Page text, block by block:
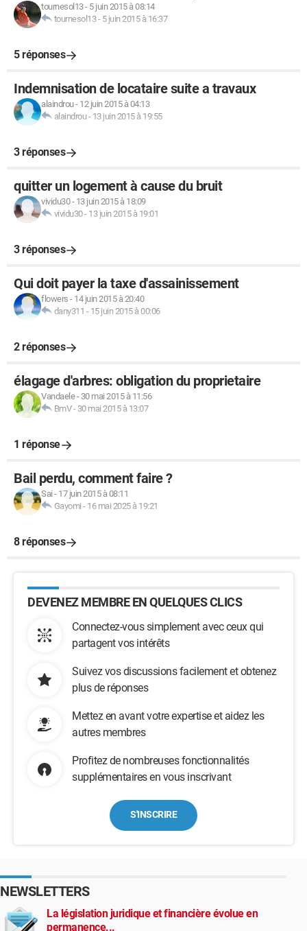
tournesol13- 5 juin 2015 à 08:14
tournesol13- 5 juin 2015 à 16:37
5 réponses
Indemnisation de locataire suite a travaux
alaindrou- 12 juin 2015 à 04:13
alaindrou- 13 juin 2015 à 19:55
3 réponses
quitter un logement à cause du bruit
vividu30- 13 juin 2015 à 18:09
vividu30- 13 juin 2015 à 19:01
3 réponses
Qui doit payer la taxe d'assainissement
flowers - 14 juin 2015 à 20:40
dany311 - 15 juin 2015 à 00:06
2 réponses
élagage d'arbres: obligation du proprietaire
Vandaele- 30 mai 2015 à 11:56
BmV- 30 mai 2015 à 13:07
1 réponse
Bail perdu, comment faire ?
Sai - 17 juin 2015 à 08:11
Gayomi - 16 mai 2025 à 19:21
8 réponses
DEVENEZ MEMBRE EN QUELQUES CLICS
Connectez-vous simplement avec ceux qui
partagent vos intérêts
Suivez vos discussions facilement et obtenez
plus de réponses
Mettez en avant votre expertise et aidez les
autres membres
Profitez de nombreuses fonctionnalités
supplémentaires en vous inscrivant
S'INSCRIRE
NEWSLETTERS
La législation juridique et financière évolue en
permanence...